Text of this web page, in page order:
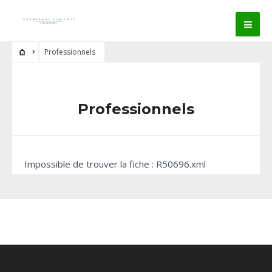
Professionnels
Professionnels
Impossible de trouver la fiche : R50696.xml